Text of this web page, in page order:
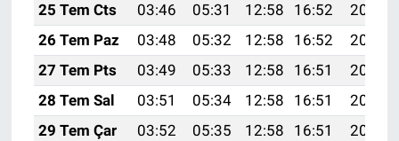
25 Tem Cts
03:46 05:31 12:58 16:52
20:14
26 Tem Paz
03:48 05:32 12:58 16:52
20:13
27 Tem Pts
03:49 05:33 12:58 16:51
20:12
28 Tem Sal
03:51 05:34 12:58 16:51
20:11
29 Tem Çar
03:52 05:35 12:58 16:51
20:10